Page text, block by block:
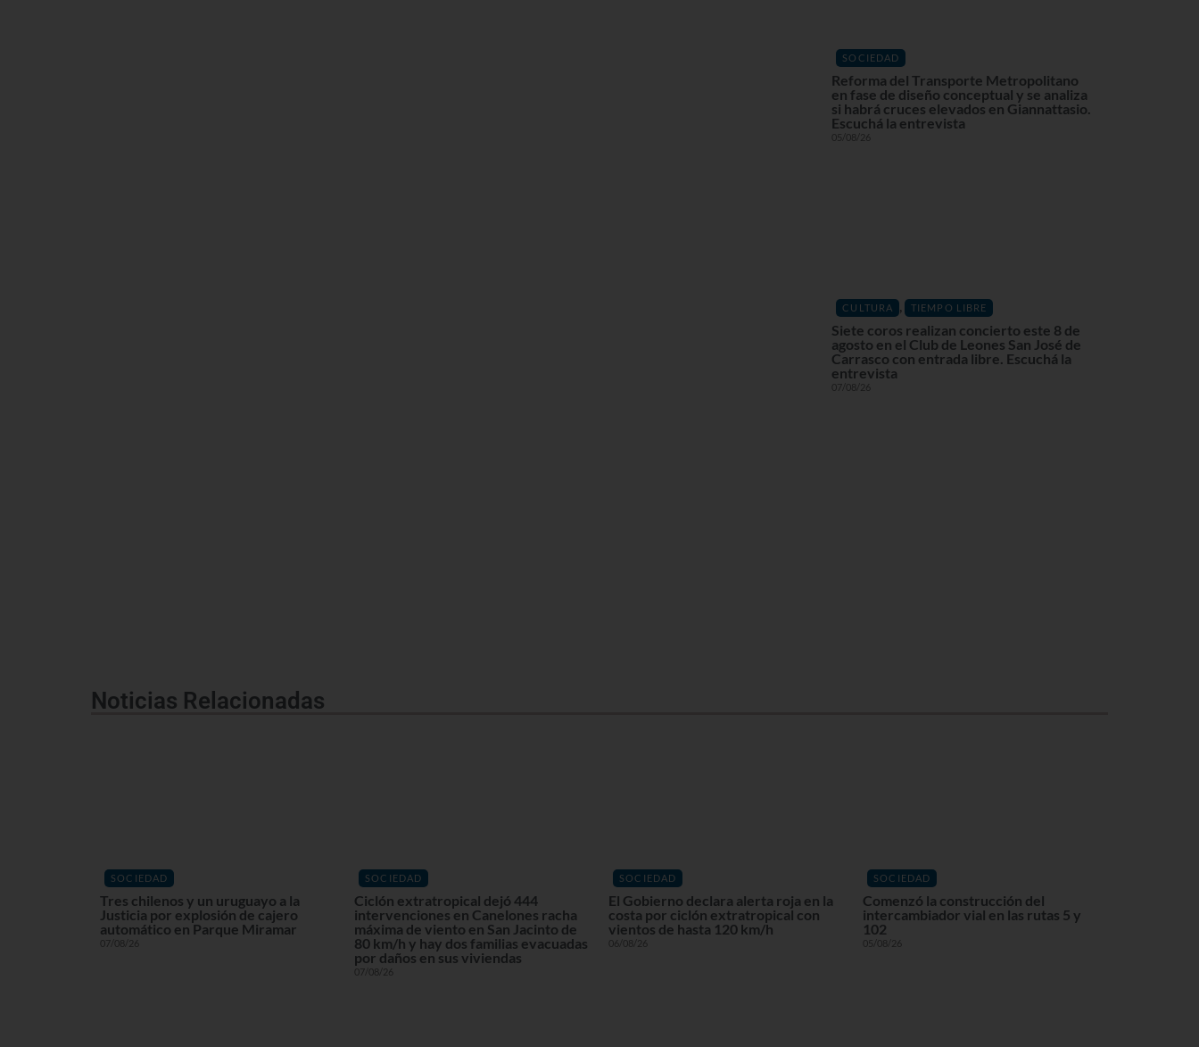
SOCIEDAD
Reforma del Transporte Metropolitano
en fase de diseño conceptual y se analiza
si habrá cruces elevados en Giannattasio.
Escuchá la entrevista
05/08/26
CULTURA , TIEMPO LIBRE
Siete coros realizan concierto este 8 de
agosto en el Club de Leones San José de
Carrasco con entrada libre. Escuchá la
entrevista
07/08/26
Noticias Relacionadas
SOCIEDAD
Tres chilenos y un uruguayo a la
Justicia por explosión de cajero
automático en Parque Miramar
07/08/26
SOCIEDAD
Ciclón extratropical dejó 444
intervenciones en Canelones racha
máxima de viento en San Jacinto de
80 km/h y hay dos familias evacuadas
por daños en sus viviendas
07/08/26
SOCIEDAD
El Gobierno declara alerta roja en la
costa por ciclón extratropical con
vientos de hasta 120 km/h
06/08/26
SOCIEDAD
Comenzó la construcción del
intercambiador vial en las rutas 5 y
102
05/08/26